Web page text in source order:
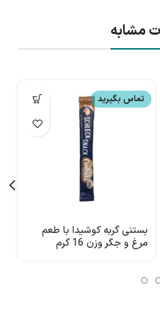
مشابه
تماس بگیرید
بستنی گربه کوشیدا با طعم
مرغ و جگر وزن 16 گرم